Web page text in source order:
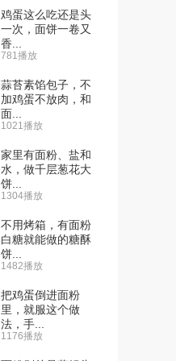
鸡蛋这么吃还是头
一次，面饼一卷又
香...
781播放
蒜苔素馅包子，不
加鸡蛋不放肉，和
面...
1021播放
家里有面粉、盐和
水，做千层葱花大
饼...
1304播放
不用烤箱，有面粉
白糖就能做的糖酥
饼...
1482播放
把鸡蛋倒进面粉
里，就服这个做
法，手...
1176播放